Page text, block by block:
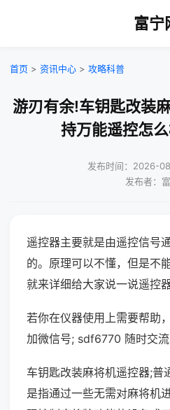
富宁
首页 > 资讯中心 > 攻略科普
游刃有余!车钥匙改装
持万能遥控怎
发布时间：2026-
发布者：
遥控器主要就是由遥控信号
的。原理可以不懂，但是不
就来详细给大家说一说遥控
若你在仪器使用上需要帮助
加微信号; sdf6770 随时交流
车钥匙改装麻将机遥控器;普
是指通过一些无需对麻将机